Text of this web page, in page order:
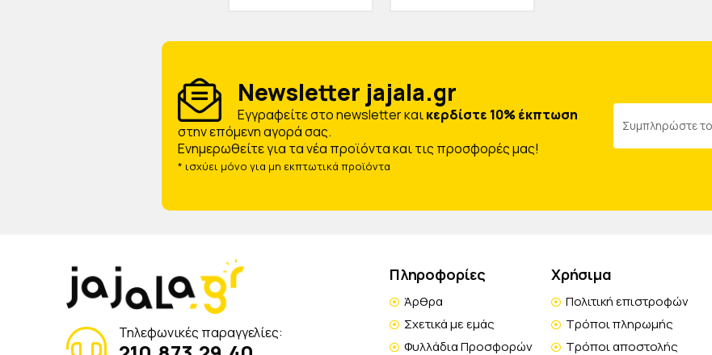
Newsletter jajala.gr
Eγγραφείτε στο newsletter καικερδίστε 10% έκπτωση
στην επόμενη αγορά σας.
Ενημερωθείτε για τα νέα προϊόντα και τις προσφορές μας!
* ισχύει μόνο για μη εκπτωτικά προϊόντα
Τηλεφωνικές παραγγελίες:
Πληροφορίες
Άρθρα
Σχετικά με εμάς
Φυλλάδια Προσφορών
Χρήσιμα
Πολιτική επιστροφών
Τρόποι πληρωμής
Τρόποι αποστολής